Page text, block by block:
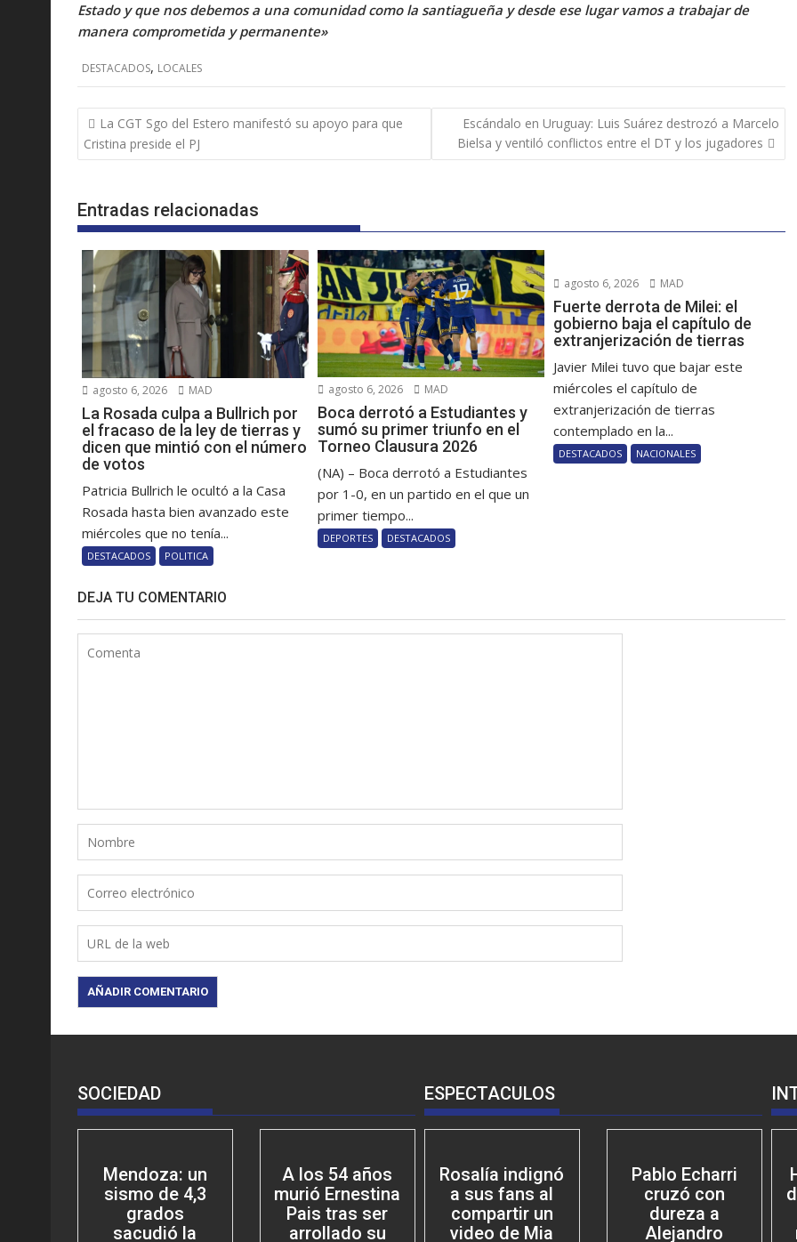
Estado y que nos debemos a una comunidad como la santiagueña y desde ese lugar vamos a trabajar de
manera comprometida y permanente»
DESTACADOS, LOCALES
Navegación
de
entradas
La CGT Sgo del Estero manifestó su apoyo para que
Cristina preside el PJ
Escándalo en Uruguay: Luis Suárez destrozó a Marcelo
Bielsa y ventiló conflictos entre el DT y los jugadores
Entradas relacionadas
agosto 6, 2026 MAD
La Rosada culpa a Bullrich por
el fracaso de la ley de tierras y
dicen que mintió con el número
de votos
Patricia Bullrich le ocultó a la Casa
Rosada hasta bien avanzado este
miércoles que no tenía...
DESTACADOS POLITICA
agosto 6, 2026 MAD
Boca derrotó a Estudiantes y
sumó su primer triunfo en el
Torneo Clausura 2026
(NA) – Boca derrotó a Estudiantes
por 1-0, en un partido en el que un
primer tiempo...
DEPORTES DESTACADOS
agosto 6, 2026 MAD
Fuerte derrota de Milei: el
gobierno baja el capítulo de
extranjerización de tierras
Javier Milei tuvo que bajar este
miércoles el capítulo de
extranjerización de tierras
contemplado en la...
DESTACADOS NACIONALES
DEJA TU COMENTARIO
SOCIEDAD
Mendoza: un
sismo de 4,3
grados
sacudió la
A los 54 años
murió Ernestina
Pais tras ser
arrollado su
ESPECTACULOS
Rosalía indignó
a sus fans al
compartir un
video de Mia
Pablo Echarri
cruzó con
dureza a
Alejandro